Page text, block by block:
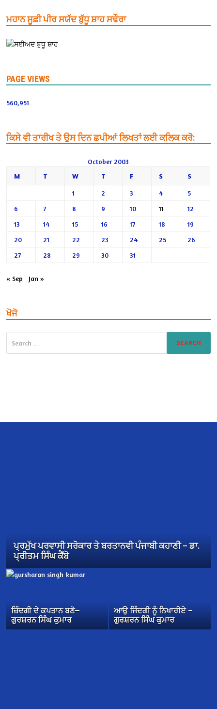
ਮਹਾਨ ਸੂਫ਼ੀ ਪੀਰ ਸਯੱਦ ਬੁੱਧੂ ਸ਼ਾਹ ਸਢੌਰਾ
PAGE VIEWS
560,951
ਕਿਸੇ ਵੀ ਤਾਰੀਖ ਤੇ ਉਸ ਦਿਨ ਛਪੀਆਂ ਲਿਖਤਾਂ ਲਈ ਕਲਿਕ ਕਰੋ:
October 2003
M
T W T F S S
1 2 3 4
5
6
7 8 9 10 11
12
13
14 15 16 17 18
19
20
21 22 23 24 25
26
27
28 29 30 31
« Sep Jan »
ਖੋਜੋ
for:
ਪ੍ਰਮੁੱਖ ਪਰਵਾਸੀ ਸਰੋਕਾਰ ਤੇ ਬਰਤਾਨਵੀ ਪੰਜਾਬੀ ਕਹਾਣੀ – ਡਾ.
ਪ੍ਰੀਤਮ ਸਿੰਘ ਕੈਂਬੋ
ਜ਼ਿੰਦਗੀ ਦੇ ਕਪਤਾਨ ਬਣੋ—
ਗੁਰਸ਼ਰਨ ਸਿੰਘ ਕੁਮਾਰ
ਆਉ ਜਿੰਦਗੀ ਨੂੰ ਨਿਖਾਰੀਏ –
ਗੁਰਸ਼ਰਨ ਸਿੰਘ ਕੁਮਾਰ